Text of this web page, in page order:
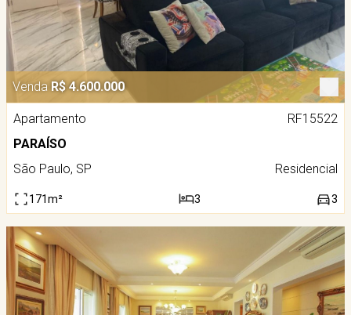
Venda R$ 4.600.000
Apartamento
RF15522
PARAÍSO
São Paulo, SP
Residencial
171m² 3 3